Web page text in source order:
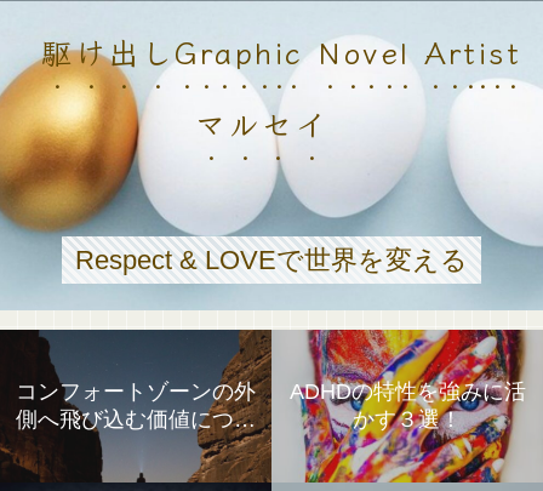
駆け出しGraphic Novel Artist
マルセイ
Respect & LOVEで世界を変える
コンフォートゾーンの外
側へ飛び込む価値につい
ADHDの特性を強みに活
かす３選！